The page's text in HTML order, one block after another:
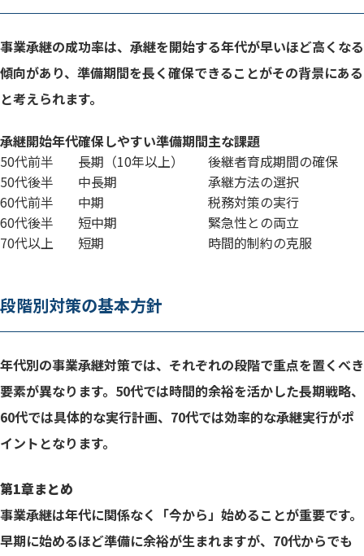
70代での事業承継の現実と可能性
70代に適した承継パターンの選択
70代からのM&A活用戦略
事業承継税制の緊急適用
事業承継税制特例措置の概要
制度活用の具体的手順と期限
業種別活用実績と成功パターン
制度活用時の注意点とリスク対策
事業承継における専門家チームの重要性
認定経営革新等支援機関の活用
専門家活用の費用対効果
年代別専門家活用戦略
年代別重点対策のまとめ
事業承継の成功率は、承継を開始する年代が早いほど高くなる
傾向があり、準備期間を長く確保できることがその背景にある
と考えられます。
承継開始年代確保しやすい準備期間主な課題
50代前半
長期（10年以上）
後継者育成期間の確保
50代後半
中長期
承継方法の選択
60代前半
中期
税務対策の実行
60代後半
短中期
緊急性との両立
70代以上
短期 時間的制約の克服
段階別対策の基本方針
年代別の事業承継対策では、それぞれの段階で重点を置くべき
要素が異なります。50代では時間的余裕を活かした長期戦略、
60代では具体的な実行計画、70代では効率的な承継実行がポ
イントとなります。
第1章まとめ
事業承継は年代に関係なく「今から」始めることが重要です。
早期に始めるほど準備に余裕が生まれますが、70代からでも